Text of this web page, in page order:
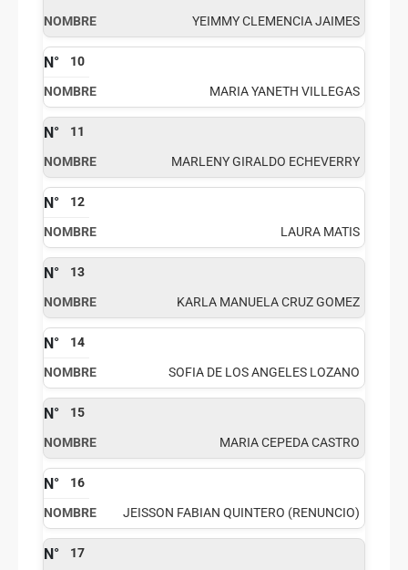
YEIMMY CLEMENCIA JAIMES
10
MARIA YANETH VILLEGAS
11
MARLENY GIRALDO ECHEVERRY
12
LAURA MATIS
13
KARLA MANUELA CRUZ GOMEZ
14
SOFIA DE LOS ANGELES LOZANO
15
MARIA CEPEDA CASTRO
16
JEISSON FABIAN QUINTERO (RENUNCIO)
17